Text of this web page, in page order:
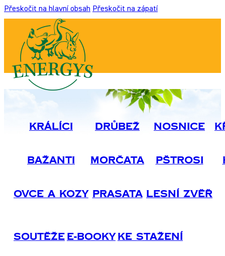
Přeskočit na hlavní obsah Přeskočit na zápatí
Králíci Drůbež Nosnice
Bažanti Morčata Pštrosi
Ovce A Kozy Prasata Lesní Zvěř
SoutěžeE-BookyKe Stažení